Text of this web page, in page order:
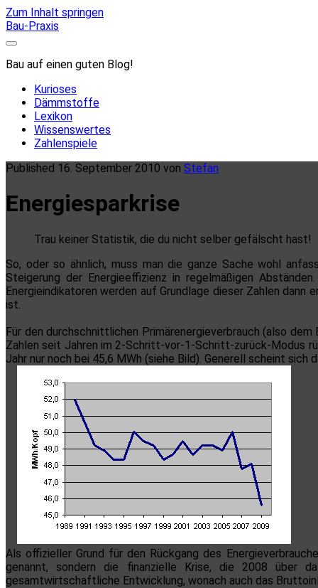
Zum Inhalt springen
Bau-Praxis
Bau auf einen guten Blog!
Kurioses
Dämmstoffe
Lexikon
Wissenswertes
Zahlenspiele
Published 16. September 2010 von Stefan
Energiesparkrise
Trau keiner Statistik, die du nicht selber gefälscht hast!
So, oder so ähnlich, muss man die ganze Sache wohl
Steigerung der Energieeffizienz in regelmäßigen
Energieindikatoren werden auf Grundlage dieser Zahlen
ist.
Für den durchschnittlichen Primärenergieverbrauch (also
Zahlen seit Jahren im 2-Schritt-vor-1-Schritt-zurück-Modus
Jahr nur noch bei 45,6 MWh (siehe Bild). Generell scheint sich
Als offizieller Grund für den Rückgang des
genannt, sondern die finanzielle Krise, die 2008 über
gesamtwirtschaftliche Entwicklung, wonach auch das